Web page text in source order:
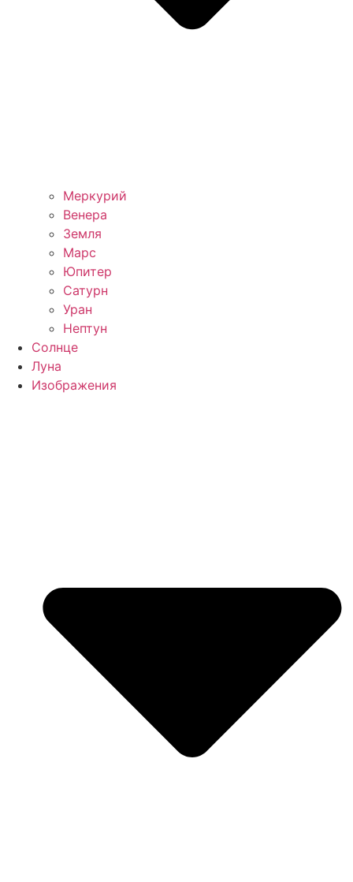
Меркурий
Венера
Земля
Марс
Юпитер
Сатурн
Уран
Нептун
Солнце
Луна
Изображения